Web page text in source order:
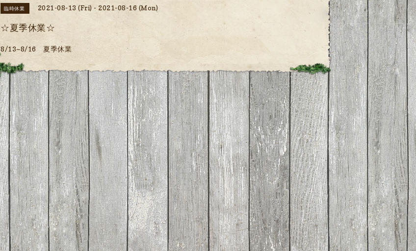
臨時休業 2021-08-13 (Fri) - 2021-08-16 (Mon)
☆夏季休業☆
8/13~8/16 夏季休業